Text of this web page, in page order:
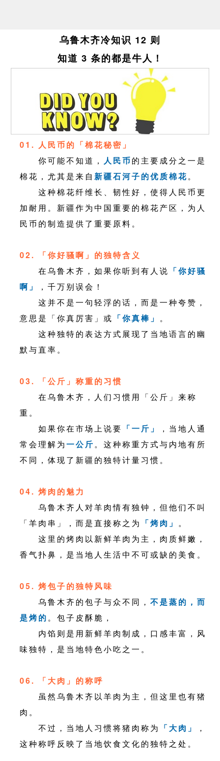
乌鲁木齐冷知识 12 则
知道 3 条的都是牛人！
01. 人民币的「棉花秘密」
你可能不知道， 人民币的主要成分之一是
棉花，尤其是来自 新疆石河子的优质棉花。
这种棉花纤维长、韧性好，使得人民币更
加耐用。新疆作为中国重要的棉花产区，为人
民币的制造提供了重要原料。
02. 「你好骚啊」的独特含义
在乌鲁木齐，如果你听到有人说 「你好骚
啊」
，千万别误会！
这并不是一句轻浮的话，而是一种夸赞，
意思是「你真厉害」或 「你真棒」 。
这种独特的表达方式展现了当地语言的幽
默与直率。
03. 「公斤」称重的习惯
在乌鲁木齐，人们习惯用「公斤」来称
重。
如果你在市场上说要 「一斤」
，当地人通
常会理解为一公斤。这种称重方式与内地有所
不同，体现了新疆的独特计量习惯。
04. 烤肉的魅力
乌鲁木齐人对羊肉情有独钟，但他们不叫
「羊肉串」，而是直接称之为 「烤肉」 。
这里的烤肉以新鲜羊肉为主，肉质鲜嫩，
香气扑鼻，是当地人生活中不可或缺的美食。
05. 烤包子的独特风味
乌鲁木齐的包子与众不同， 不是蒸的，而
是烤的。包子皮酥脆，
内馅则是用新鲜羊肉制成，口感丰富，风
味独特，是当地特色小吃之一。
06. 「大肉」的称呼
虽然乌鲁木齐以羊肉为主，但这里也有猪
肉。
不过，当地人习惯将猪肉称为 「大肉」
，
这种称呼反映了当地饮食文化的独特之处。